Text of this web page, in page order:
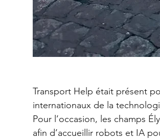
Transport Help était présent
internationaux de la
Pour l’occasion, les champs
afin d’accueillir robots et IA